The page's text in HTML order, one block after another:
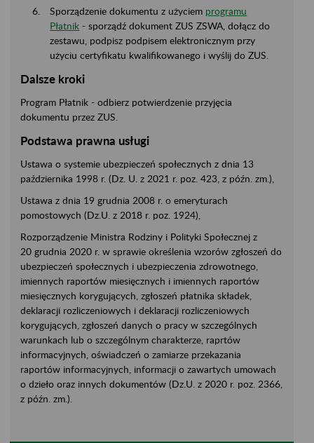
Sporządzenie dokumentu z użyciem programu
Płatnik - sporządź dokument ZUS ZSWA, dołącz do
zestawu, podpisz podpisem elektronicznym przy
użyciu certyfikatu kwalifikowanego i wyślij do ZUS.
Dalsze kroki
Program Płatnik - odbierz potwierdzenie przyjęcia
dokumentu przez ZUS.
Podstawa prawna usługi
Ustawa o systemie ubezpieczeń społecznych z dnia 13
października 1998 r. (Dz. U. z 2021 r. poz. 423, z późn. zm.),
Ustawa z dnia 19 grudnia 2008 r. o emeryturach
pomostowych (Dz.U. z 2018 r. poz. 1924),
Rozporządzenie Ministra Rodziny i Polityki Społecznej z
20 grudnia 2020 r. w sprawie określenia wzorów zgłoszeń do
ubezpieczeń społecznych i ubezpieczenia zdrowotnego,
imiennych raportów miesięcznych i imiennych raportów
miesięcznych korygujących, zgłoszeń płatnika składek,
deklaracji rozliczeniowych i deklaracji rozliczeniowych
korygujących, zgłoszeń danych o pracy w szczególnych
warunkach lub o szczególnym charakterze, raprtów
informacyjnych, oświadczeń o zamiarze przekazania
raportów informacyjnych, informacji o zawartych umowach
o dzieło oraz innych dokumentów (Dz.U. z 2020 r. poz. 2366,
z późn. zm.).